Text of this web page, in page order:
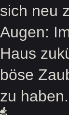
sich neu
Augen:
Haus
böse
zu haben.